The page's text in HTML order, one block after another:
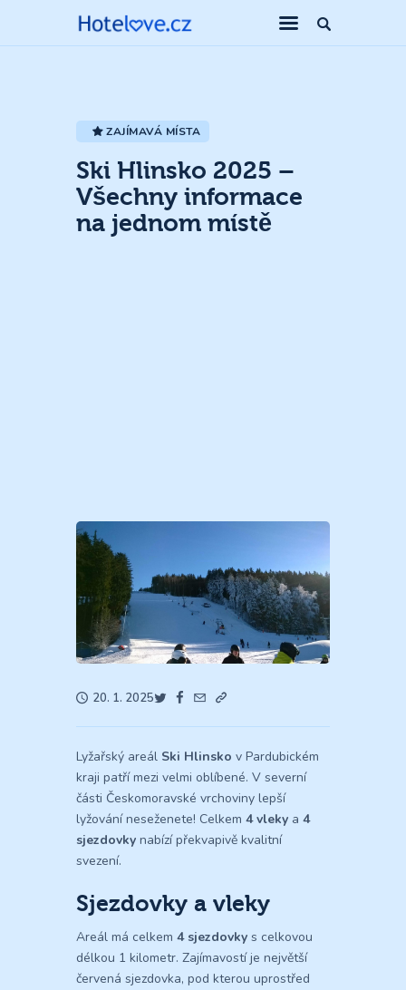
ZAJÍMAVÁ MÍSTA
Ski Hlinsko 2025 –
Všechny informace
na jednom místě
20. 1. 2025
Lyžařský areál Ski Hlinsko v Pardubickém
kraji patří mezi velmi oblíbené. V severní
části Českomoravské vrchoviny lepší
lyžování neseženete! Celkem 4 vleky a 4
sjezdovky nabízí překvapivě kvalitní
svezení.
Sjezdovky a vleky
Areál má celkem 4 sjezdovky s celkovou
délkou 1 kilometr. Zajímavostí je největší
červená sjezdovka, pod kterou uprostřed